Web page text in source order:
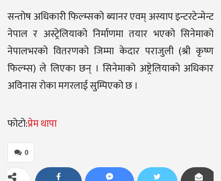
सन्तोष अधिकारी फिल्म्सको ब्यानर एवम् अस्याप इन्टरटेन्मेन्ट
नेपाल र अस्ट्रेलियाको निर्माणमा तयार भएको सिनेमाको
नेपालभरको वितरणको जिम्मा केदार पराजुली (श्री कृष्ण
फिल्म्स) ले लिएका छन् । सिनेमाको अष्ट्रेलियाको अधिकार
अविनास रोका मगरलाई सुम्पिएको छ ।
फोटो:प्रेम थापा
0